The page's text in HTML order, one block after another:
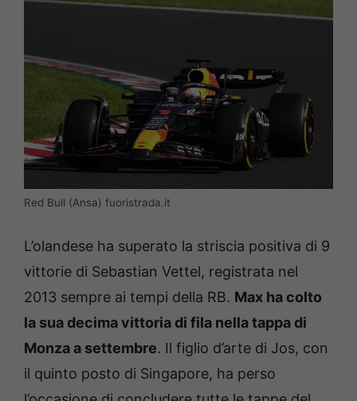
Red Bull (Ansa) fuoristrada.it
L’olandese ha superato la striscia positiva di 9
vittorie di Sebastian Vettel, registrata nel
2013 sempre ai tempi della RB. Max ha colto
la sua decima vittoria di fila nella tappa di
Monza a settembre. Il figlio d’arte di Jos, con
il quinto posto di Singapore, ha perso